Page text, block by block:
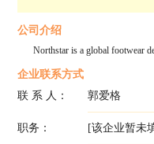
公司介绍
企业联系方式
联 系 人：
郭爱格
职务： [该企业暂未